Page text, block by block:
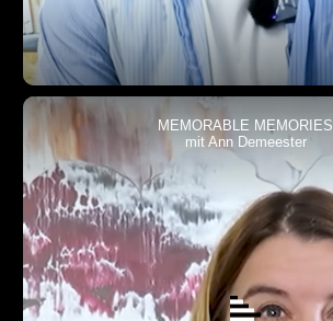
MEMORABLE MEMORIES
mit Ann Demeester